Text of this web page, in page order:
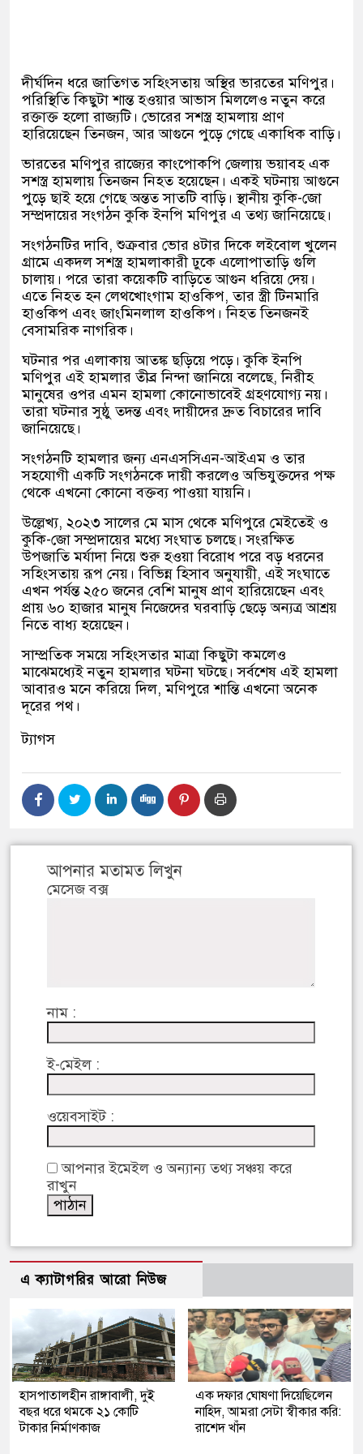
দীর্ঘদিন ধরে জাতিগত সহিংসতায় অস্থির ভারতের মণিপুর।
পরিস্থিতি কিছুটা শান্ত হওয়ার আভাস মিললেও নতুন করে
রক্তাক্ত হলো রাজ্যটি। ভোরের সশস্ত্র হামলায় প্রাণ
হারিয়েছেন তিনজন, আর আগুনে পুড়ে গেছে একাধিক বাড়ি।
ভারতের মণিপুর রাজ্যের কাংপোকপি জেলায় ভয়াবহ এক
সশস্ত্র হামলায় তিনজন নিহত হয়েছেন। একই ঘটনায় আগুনে
পুড়ে ছাই হয়ে গেছে অন্তত সাতটি বাড়ি। স্থানীয় কুকি-জো
সম্প্রদায়ের সংগঠন কুকি ইনপি মণিপুর এ তথ্য জানিয়েছে।
সংগঠনটির দাবি, শুক্রবার ভোর ৪টার দিকে লইবোল খুলেন
গ্রামে একদল সশস্ত্র হামলাকারী ঢুকে এলোপাতাড়ি গুলি
চালায়। পরে তারা কয়েকটি বাড়িতে আগুন ধরিয়ে দেয়।
এতে নিহত হন লেথখোংগাম হাওকিপ, তার স্ত্রী টিনমারি
হাওকিপ এবং জাংমিনলাল হাওকিপ। নিহত তিনজনই
বেসামরিক নাগরিক।
ঘটনার পর এলাকায় আতঙ্ক ছড়িয়ে পড়ে। কুকি ইনপি
মণিপুর এই হামলার তীব্র নিন্দা জানিয়ে বলেছে, নিরীহ
মানুষের ওপর এমন হামলা কোনোভাবেই গ্রহণযোগ্য নয়।
তারা ঘটনার সুষ্ঠু তদন্ত এবং দায়ীদের দ্রুত বিচারের দাবি
জানিয়েছে।
সংগঠনটি হামলার জন্য এনএসসিএন-আইএম ও তার
সহযোগী একটি সংগঠনকে দায়ী করলেও অভিযুক্তদের পক্ষ
থেকে এখনো কোনো বক্তব্য পাওয়া যায়নি।
উল্লেখ্য, ২০২৩ সালের মে মাস থেকে মণিপুরে মেইতেই ও
কুকি-জো সম্প্রদায়ের মধ্যে সংঘাত চলছে। সংরক্ষিত
উপজাতি মর্যাদা নিয়ে শুরু হওয়া বিরোধ পরে বড় ধরনের
সহিংসতায় রূপ নেয়। বিভিন্ন হিসাব অনুযায়ী, এই সংঘাতে
এখন পর্যন্ত ২৫০ জনের বেশি মানুষ প্রাণ হারিয়েছেন এবং
প্রায় ৬০ হাজার মানুষ নিজেদের ঘরবাড়ি ছেড়ে অন্যত্র আশ্রয়
নিতে বাধ্য হয়েছেন।
সাম্প্রতিক সময়ে সহিংসতার মাত্রা কিছুটা কমলেও
মাঝেমধ্যেই নতুন হামলার ঘটনা ঘটছে। সর্বশেষ এই হামলা
আবারও মনে করিয়ে দিল, মণিপুরে শান্তি এখনো অনেক
দূরের পথ।
ট্যাগস
আপনার মতামত লিখুন
মেসেজ বক্স
নাম :
ই-মেইল :
ওয়েবসাইট :
আপনার ইমেইল ও অন্যান্য তথ্য সঞ্চয় করে
রাখুন
এ ক্যাটাগরির আরো নিউজ
হাসপাতালহীন রাঙ্গাবালী, দুই
বছর ধরে থমকে ২১ কোটি
টাকার নির্মাণকাজ
এক দফার ঘোষণা দিয়েছিলেন
নাহিদ, আমরা সেটা স্বীকার করি:
রাশেদ খাঁন